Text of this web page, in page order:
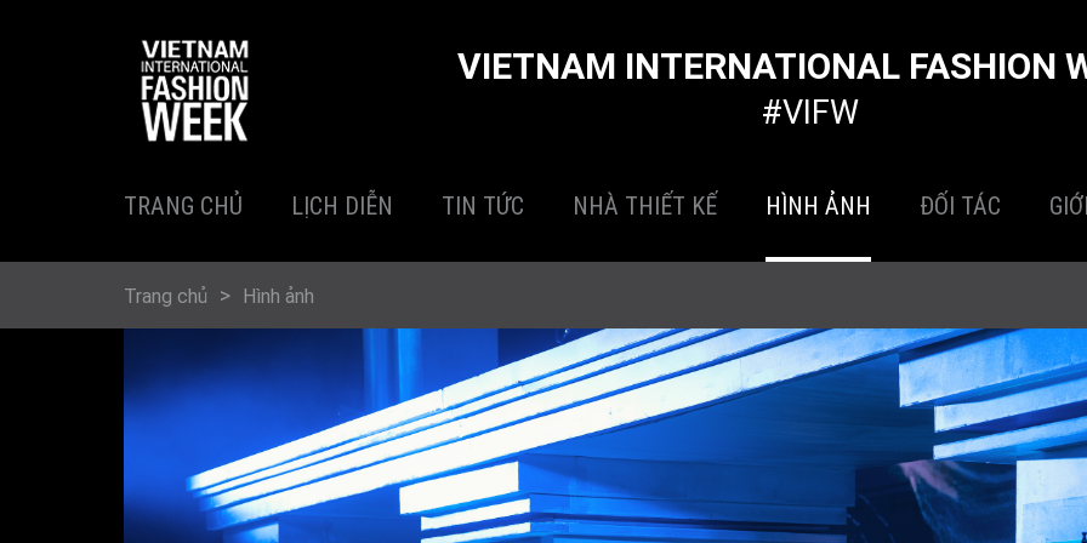
VIETNAM INTERNATIONAL FASHION
#VIFW
TRANG CHỦ LỊCH DIỄN TIN TỨC NHÀ THIẾT KẾ HÌNH ẢNH ĐỐI TÁC
BẠN ĐANG Ở ĐÂY
Trang chủ Hình ảnh